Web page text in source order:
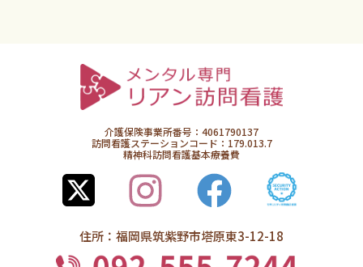
介護保険事業所番号：4061790137
訪問看護ステーションコード：179.013.7
精神科訪問看護基本療養費
住所：福岡県筑紫野市塔原東3-12-18